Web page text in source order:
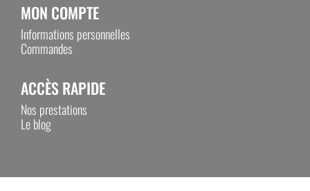
MON COMPTE
Informations personnelles
Commandes
ACCÈS RAPIDE
Nos prestations
Le blog